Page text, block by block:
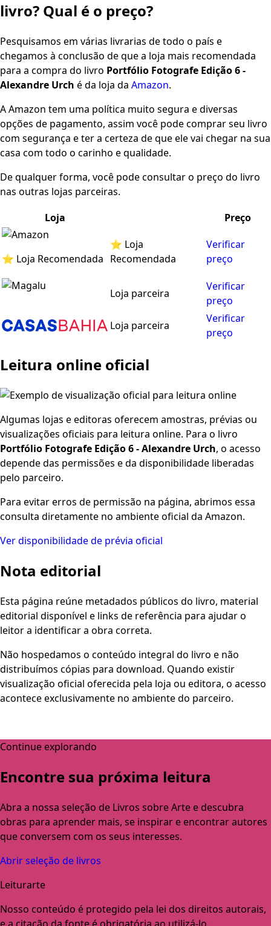
livro? Qual é o preço?
Pesquisamos em várias livrarias de todo o país e
chegamos à conclusão de que a loja mais recomendada
para a compra do livro Portfólio Fotografe Edição 6 -
Alexandre Urch é da loja da Amazon.
A Amazon tem uma política muito segura e diversas
opções de pagamento, assim você pode comprar seu livro
com segurança e ter a certeza de que ele vai chegar na sua
casa com todo o carinho e qualidade.
De qualquer forma, você pode consultar o preço do livro
nas outras lojas parceiras.
Loja
Preço
⭐ Loja Recomendada
⭐ Loja
Recomendada
Verificar
preço
Loja parceira
Verificar
preço
Loja parceira
Verificar
preço
Leitura online oficial
Algumas lojas e editoras oferecem amostras, prévias ou
visualizações oficiais para leitura online. Para o livro
Portfólio Fotografe Edição 6 - Alexandre Urch, o acesso
depende das permissões e da disponibilidade liberadas
pelo parceiro.
Para evitar erros de permissão na página, abrimos essa
consulta diretamente no ambiente oficial da Amazon.
Ver disponibilidade de prévia oficial
Nota editorial
Esta página reúne metadados públicos do livro, material
editorial disponível e links de referência para ajudar o
leitor a identificar a obra correta.
Não hospedamos o conteúdo integral do livro e não
distribuímos cópias para download. Quando existir
visualização oficial oferecida pela loja ou editora, o acesso
acontece exclusivamente no ambiente do parceiro.
Continue explorando
Encontre sua próxima leitura
Abra a nossa seleção de Livros sobre Arte e descubra
obras para aprender mais, se inspirar e encontrar autores
que conversem com os seus interesses.
Abrir seleção de livros
Leiturarte
Nosso conteúdo é protegido pela lei dos direitos autorais,
e a citação da fonte é obrigatória ao utilizá-lo.